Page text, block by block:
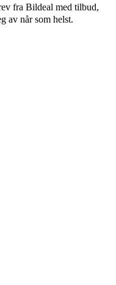
fra Bildeal med tilbud,
av når som helst.